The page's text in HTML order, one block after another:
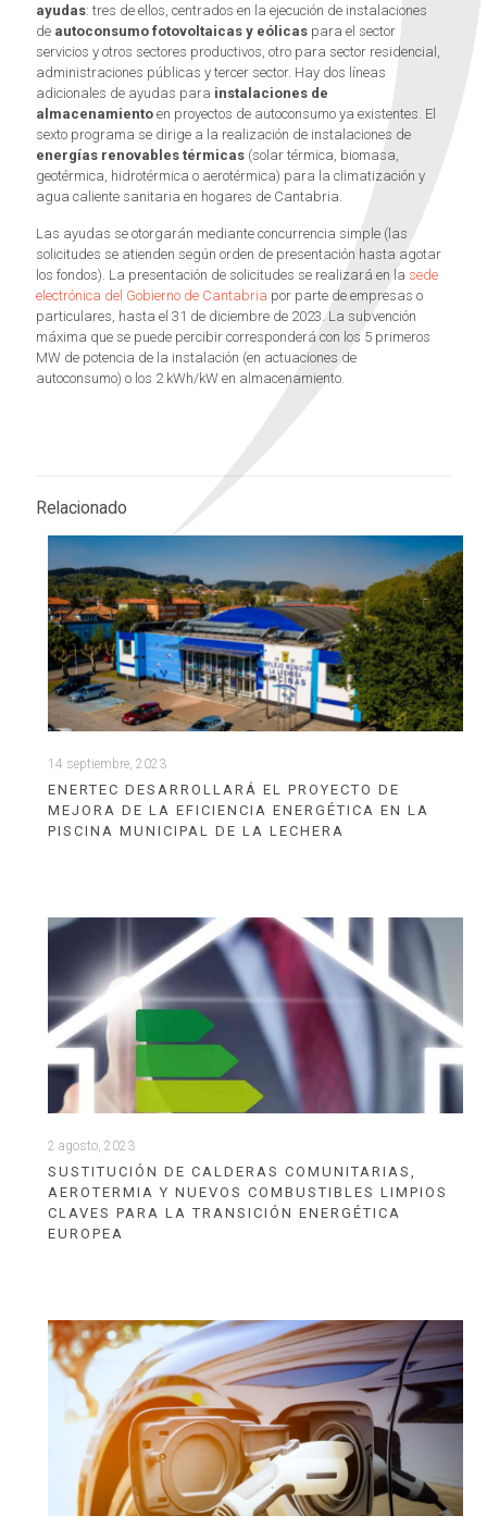
ayudas: tres de ellos, centrados en la ejecución de instalaciones
de autoconsumo fotovoltaicas y eólicas para el sector
servicios y otros sectores productivos, otro para sector residencial,
administraciones públicas y tercer sector. Hay dos líneas
adicionales de ayudas para instalaciones de
almacenamiento en proyectos de autoconsumo ya existentes. El
sexto programa se dirige a la realización de instalaciones de
energías renovables térmicas (solar térmica, biomasa,
geotérmica, hidrotérmica o aerotérmica) para la climatización y
agua caliente sanitaria en hogares de Cantabria.
Las ayudas se otorgarán mediante concurrencia simple (las
solicitudes se atienden según orden de presentación hasta agotar
los fondos). La presentación de solicitudes se realizará en la sede
electrónica del Gobierno de Cantabria por parte de empresas o
particulares, hasta el 31 de diciembre de 2023. La subvención
máxima que se puede percibir corresponderá con los 5 primeros
MW de potencia de la instalación (en actuaciones de
autoconsumo) o los 2 kWh/kW en almacenamiento.
Relacionado
14 septiembre, 2023
ENERTEC DESARROLLARÁ EL PROYECTO DE
MEJORA DE LA EFICIENCIA ENERGÉTICA EN LA
PISCINA MUNICIPAL DE LA LECHERA
2 agosto, 2023
SUSTITUCIÓN DE CALDERAS COMUNITARIAS,
AEROTERMIA Y NUEVOS COMBUSTIBLES LIMPIOS
CLAVES PARA LA TRANSICIÓN ENERGÉTICA
EUROPEA